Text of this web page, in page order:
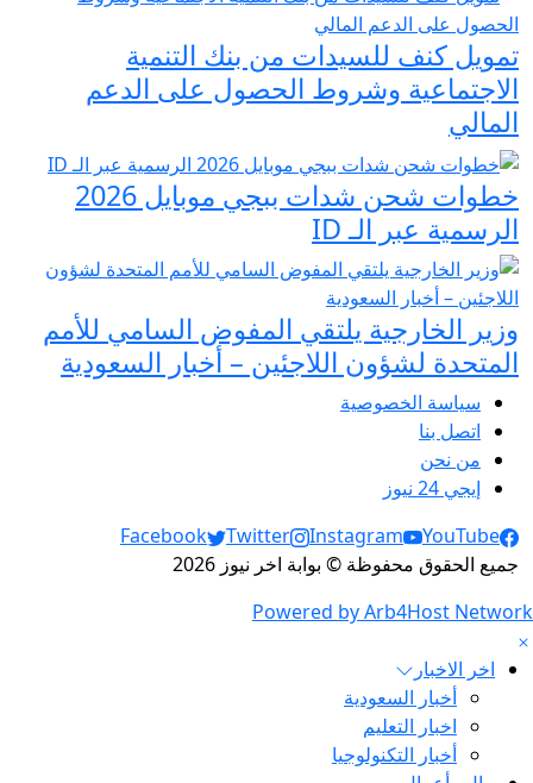
تمويل كنف للسيدات من بنك التنمية
الاجتماعية وشروط الحصول على الدعم
المالي
خطوات شحن شدات ببجي موبايل 2026
الرسمية عبر الـ ID
وزير الخارجية يلتقي المفوض السامي للأمم
المتحدة لشؤون اللاجئين – أخبار السعودية
سياسة الخصوصية
اتصل بنا
من نحن
إيجي 24 نيوز
Social Links
Facebook Twitter Instagram
YouTube
جميع الحقوق محفوظة © بوابة اخر نيوز 2026
Powered by Arb4Host Network
اخر الاخبار
أخبار السعودية
اخبار التعليم
أخبار التكنولوجيا